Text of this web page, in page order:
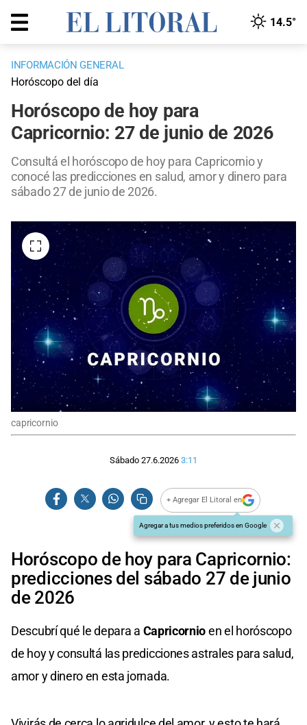
14.5°
INFORMACIÓN GENERAL
Horóscopo del día
Horóscopo de hoy para
Capricornio: 27 de junio de 2026
Consultá el horóscopo de hoy para Capricornio y
conocé las predicciones en salud, amor y dinero para
sábado 27 de junio de 2026.
capricornio
Sábado 27.6.2026 3:11
+ Agregar El Litoral en
Agregar a tus medios preferidos en Google
Horóscopo de hoy para Capricornio:
predicciones del sábado 27 de junio
de 2026
Descubrí qué le depara a Capricornioen el horóscopo
de hoy y consultá las predicciones astrales para salud,
amor y dinero en esta jornada.